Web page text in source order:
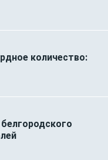
количество: